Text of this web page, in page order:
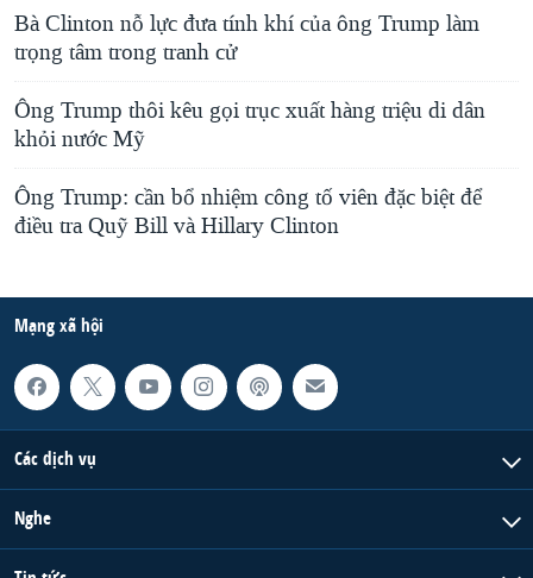
Bà Clinton nỗ lực đưa tính khí của ông Trump làm
trọng tâm trong tranh cử
Ông Trump thôi kêu gọi trục xuất hàng triệu di dân
khỏi nước Mỹ
Ông Trump: cần bổ nhiệm công tố viên đặc biệt để
điều tra Quỹ Bill và Hillary Clinton
Mạng xã hội
Các dịch vụ
Nghe